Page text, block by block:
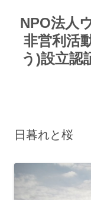
テ
ンNPO法人
非営利活
う)設立認
日暮れと桜